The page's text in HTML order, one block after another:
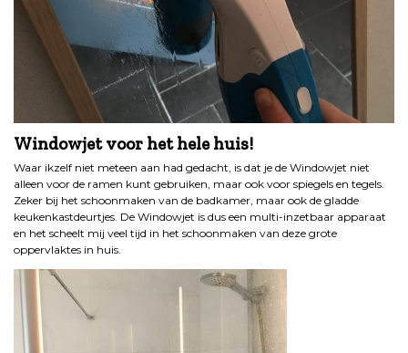
Windowjet voor het hele huis!
Waar ikzelf niet meteen aan had gedacht, is dat je de Windowjet niet
alleen voor de ramen kunt gebruiken, maar ook voor spiegels en tegels.
Zeker bij het schoonmaken van de badkamer, maar ook de gladde
keukenkastdeurtjes. De Windowjet is dus een multi-inzetbaar apparaat
en het scheelt mij veel tijd in het schoonmaken van deze grote
oppervlaktes in huis.